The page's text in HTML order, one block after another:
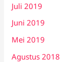
Juli 2019
Juni 2019
Mei 2019
Agustus 2018